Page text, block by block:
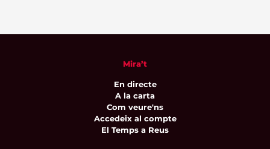
Mira’t
En directe
A la carta
Com veure'ns
Accedeix al compte
El Temps a Reus